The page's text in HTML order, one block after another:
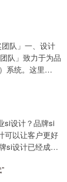
牌识别...
队」一、设计
队」致力于为品
系统。这里
si设计？品牌si
可以让客户更好
si设计已经成为